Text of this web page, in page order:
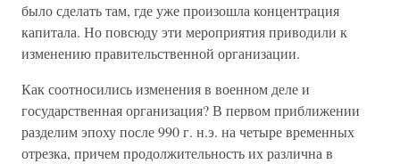
было сделать там, где уже произошла концентрация
капитала. Но повсюду эти мероприятия приводили к
изменению правительственной организации.
Как соотносились изменения в военном деле и
государственная организация? В первом приближении
разделим эпоху после 990 г. н.э. на четыре временных
отрезка, причем продолжительность их различна в